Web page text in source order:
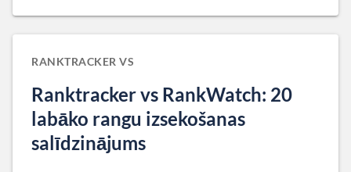
RANKTRACKER VS
Ranktracker vs RankWatch: 20
labāko rangu izsekošanas
salīdzinājums